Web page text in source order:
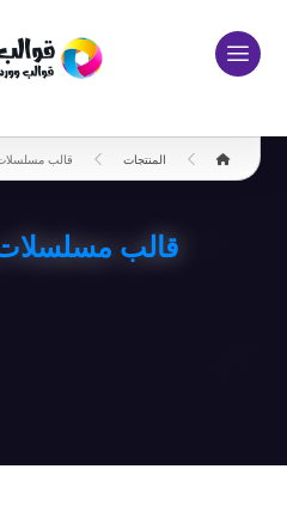
المنتجات قالب
قالب